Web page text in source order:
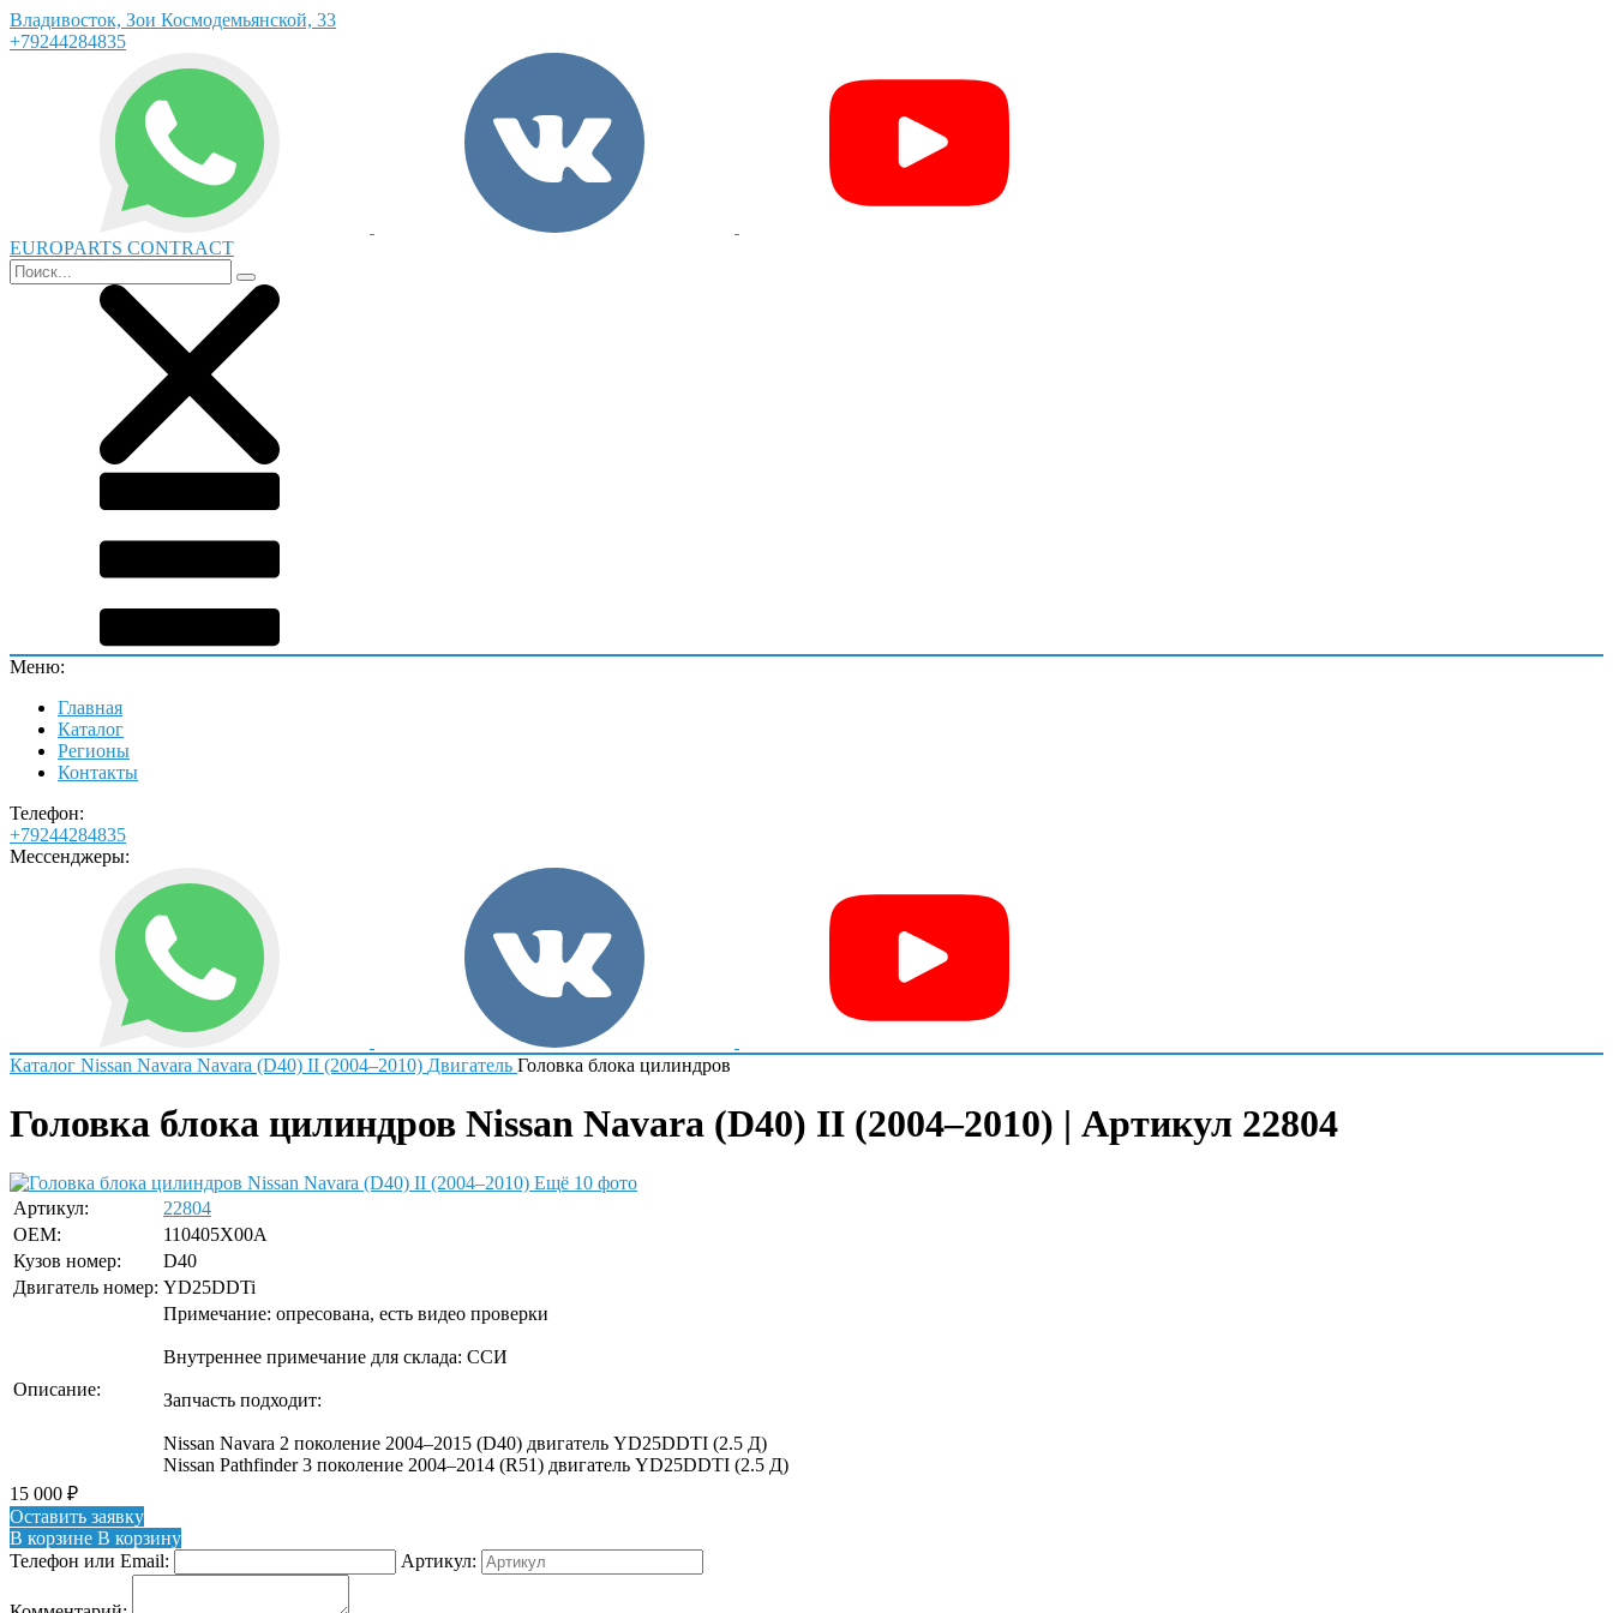
Владивосток, Зои Космодемьянской, 33
+79244284835
EUROPARTS CONTRACT
Меню:
Главная
Каталог
Регионы
Контакты
Телефон:
+79244284835
Мессенджеры:
Каталог Nissan Navara Navara (D40) II (2004–2010) Двигатель Головка блока цилиндров
Головка блока цилиндров Nissan Navara (D40) II (2004–2010) | Артикул 22804
Ещё 10 фото
Артикул:
22804
OEM:
110405X00A
Кузов номер:
D40
Двигатель номер: YD25DDTi
Описание:
Примечание: опресована, есть видео проверки
Внутреннее примечание для склада: ССИ
Запчасть подходит:
Nissan Navara 2 поколение 2004–2015 (D40) двигатель YD25DDTI (2.5 Д)
Nissan Pathfinder 3 поколение 2004–2014 (R51) двигатель YD25DDTI (2.5 Д)
15 000 ₽
Оставить заявку
В корзине В корзину
Телефон или Email:
Артикул: